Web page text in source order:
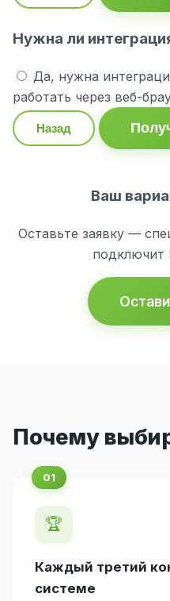
Нужна ли
Да, нужна
работать через веб-
Назад
Ваш
Оставьте заявку —
подключит
Почему
🏆
Каждый третий
системе